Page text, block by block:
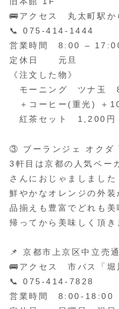
🚌アクセス 丸太町駅か
📞 075-414-1444
営業時間 8:00 –
定休日 元旦
《注文した物》
モーニング ツナ玉
＋コーヒー(重光) ＋
紅茶セット 1,200円
③ ブーランジェ オクダ
3軒目は京都の人気ベー
さんにおじゃましました
鮮やかなオレンジの外装
品揃えも豊富でどれも
帰ってから美味しく頂き
📌 京都市上京区中立売
🚌アクセス 市バス「堀
📞 075-414-7828
営業時間 8:00-18:00